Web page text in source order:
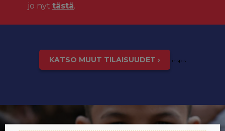
jo nyt tästä.
KATSO MUUT TILAISUUDET › inspis